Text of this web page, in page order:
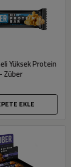
Yüksek Protein
Züber
EKLE